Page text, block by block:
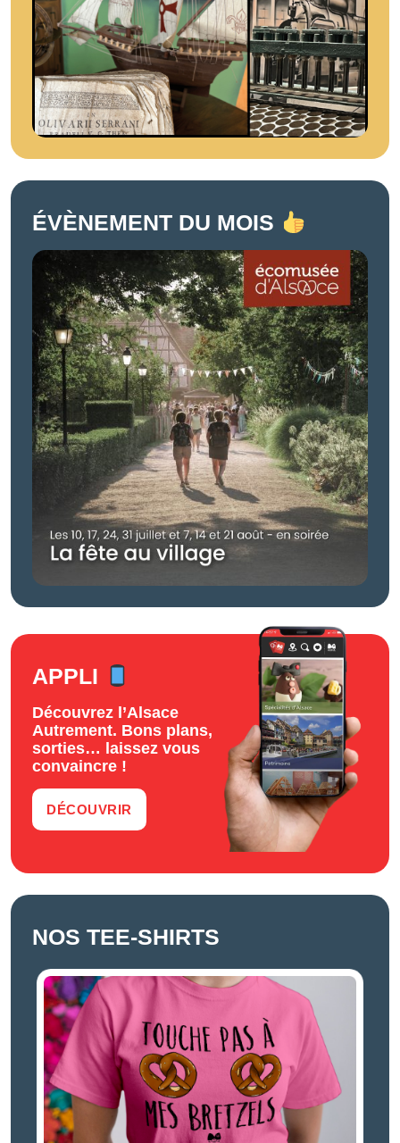
ÉVÈNEMENT DU MOIS
APPLI
Découvrez l’Alsace
Autrement. Bons plans,
sorties… laissez vous
convaincre !
DÉCOUVRIR
NOS TEE-SHIRTS